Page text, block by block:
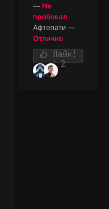
—Не
пробовал
Афтепати —
Отлично
Лайк!
/ 2